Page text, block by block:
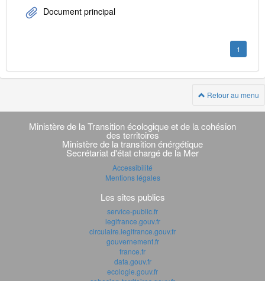
Document principal
1
Retour au menu
Navigation
transverse
Ministère de la Transition écologique et de la cohésion
des territoires
Ministère de la transition énérgétique
Secrétariat d'état chargé de la Mer
Accessibilité
Mentions légales
Les sites publics
service-public.fr
legifrance.gouv.fr
circulaire.legifrance.gouv.fr
gouvernement.fr
france.fr
data.gouv.fr
ecologie.gouv.fr